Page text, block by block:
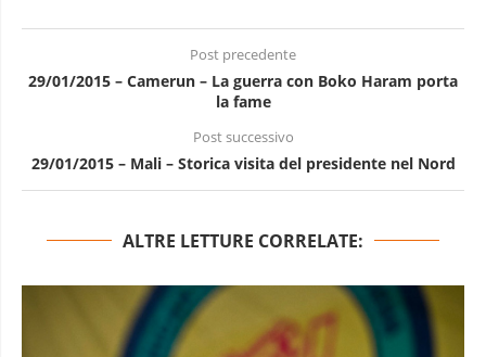
Post precedente
29/01/2015 – Camerun – La guerra con Boko Haram porta
la fame
Post successivo
29/01/2015 – Mali – Storica visita del presidente nel Nord
ALTRE LETTURE CORRELATE: